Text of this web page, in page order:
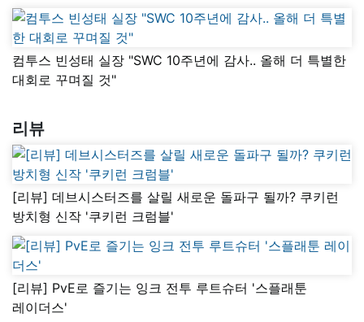
컴투스 빈성태 실장 "SWC 10주년에 감사.. 올해 더 특별한
대회로 꾸며질 것"
리뷰
[리뷰] 데브시스터즈를 살릴 새로운 돌파구 될까? 쿠키런
방치형 신작 '쿠키런 크럼블'
[리뷰] PvE로 즐기는 잉크 전투 루트슈터 '스플래툰
레이더스'